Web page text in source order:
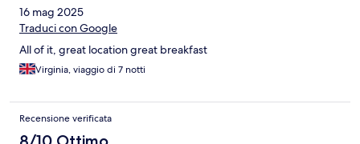
16 mag 2025
Traduci con Google
All of it, great location great breakfast
Virginia, viaggio di 7 notti
Recensione verificata